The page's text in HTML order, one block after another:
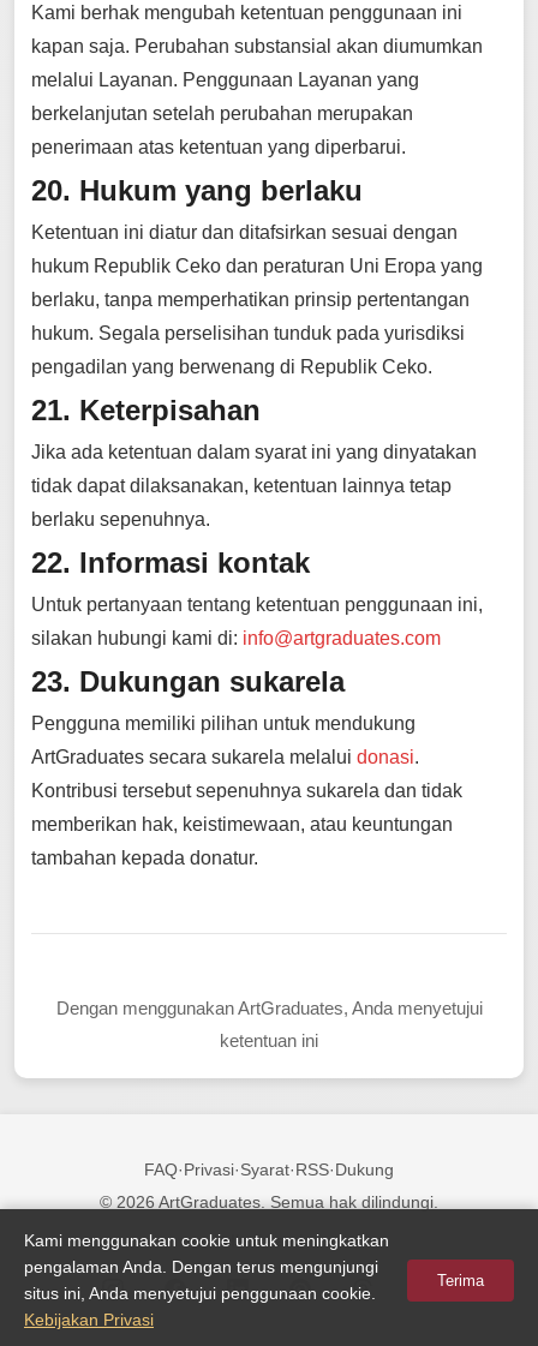
Kami berhak mengubah ketentuan penggunaan ini
kapan saja. Perubahan substansial akan diumumkan
melalui Layanan. Penggunaan Layanan yang
berkelanjutan setelah perubahan merupakan
penerimaan atas ketentuan yang diperbarui.
20. Hukum yang berlaku
Ketentuan ini diatur dan ditafsirkan sesuai dengan
hukum Republik Ceko dan peraturan Uni Eropa yang
berlaku, tanpa memperhatikan prinsip pertentangan
hukum. Segala perselisihan tunduk pada yurisdiksi
pengadilan yang berwenang di Republik Ceko.
21. Keterpisahan
Jika ada ketentuan dalam syarat ini yang dinyatakan
tidak dapat dilaksanakan, ketentuan lainnya tetap
berlaku sepenuhnya.
22. Informasi kontak
Untuk pertanyaan tentang ketentuan penggunaan ini,
silakan hubungi kami di: info@artgraduates.com
23. Dukungan sukarela
Pengguna memiliki pilihan untuk mendukung
ArtGraduates secara sukarela melalui donasi.
Kontribusi tersebut sepenuhnya sukarela dan tidak
memberikan hak, keistimewaan, atau keuntungan
tambahan kepada donatur.
Dengan menggunakan ArtGraduates, Anda menyetujui
ketentuan ini
FAQ·Privasi·Syarat·RSS·Dukung
© 2026 ArtGraduates. Semua hak dilindungi.
Ikuti kami:
Kami menggunakan cookie untuk meningkatkan
pengalaman Anda. Dengan terus mengunjungi
situs ini, Anda menyetujui penggunaan cookie.
Kebijakan Privasi
Terima